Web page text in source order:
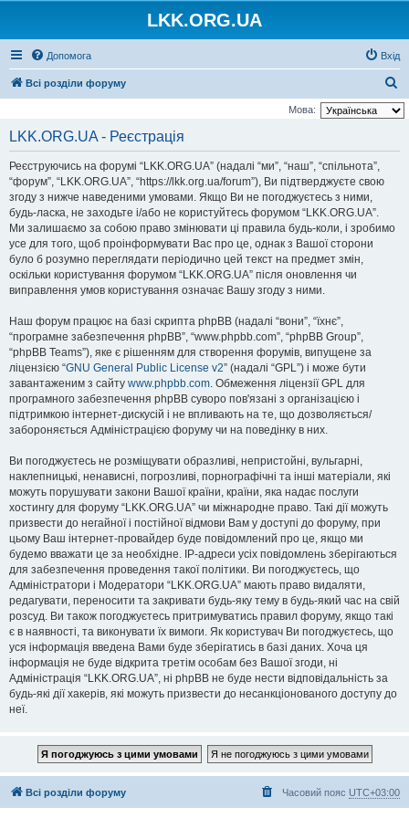
LKK.ORG.UA
Допомога Вхід
Всі розділи форуму
о
Мова:
LKK.ORG.UA - Реєстрація
Реєструючись на форумі “LKK.ORG.UA” (надалі “ми”, “наш”, “спільнота”,
“форум”, “LKK.ORG.UA”, “https://lkk.org.ua/forum”), Ви підтверджуєте свою
згоду з нижче наведеними умовами. Якщо Ви не погоджуєтесь з ними,
будь-ласка, не заходьте і/або не користуйтесь форумом “LKK.ORG.UA”.
Ми залишаємо за собою право змінювати ці правила будь-коли, і зробимо
усе для того, щоб проінформувати Вас про це, однак з Вашої сторони
було б розумно переглядати періодично цей текст на предмет змін,
оскільки користування форумом “LKK.ORG.UA” після оновлення чи
виправлення умов користування означає Вашу згоду з ними.
Наш форум працює на базі скрипта phpBB (надалі “вони”, “їхнє”,
“програмне забезпечення phpBB”, “www.phpbb.com”, “phpBB Group”,
“phpBB Teams”), яке є рішенням для створення форумів, випущене за
ліцензією “GNU General Public License v2” (надалі “GPL”) і може бути
завантаженим з сайту www.phpbb.com. Обмеження ліцензії GPL для
програмного забезпечення phpBB суворо пов'язані з організацією і
підтримкою інтернет-дискусій і не впливають на те, що дозволяється/
забороняється Адміністрацією форуму чи на поведінку в них.
Ви погоджуєтесь не розміщувати образливі, непристойні, вульгарні,
наклепницькі, ненависні, погрозливі, порнографічні та інші матеріали, які
можуть порушувати закони Вашої країни, країни, яка надає послуги
хостингу для форуму “LKK.ORG.UA” чи міжнародне право. Такі дії можуть
призвести до негайної і постійної відмови Вам у доступі до форуму, при
цьому Ваш інтернет-провайдер буде повідомлений про це, якщо ми
будемо вважати це за необхідне. IP-адреси усіх повідомлень зберігаються
для забезпечення проведення такої політики. Ви погоджуєтесь, що
Адміністратори і Модератори “LKK.ORG.UA” мають право видаляти,
редагувати, переносити та закривати будь-яку тему в будь-який час на свій
розсуд. Ви також погоджуєтесь притримуватись правил форуму, якщо такі
є в наявності, та виконувати їх вимоги. Як користувач Ви погоджуєтесь, що
уся інформація введена Вами буде зберігатись в базі даних. Хоча ця
інформація не буде відкрита третім особам без Вашої згоди, ні
Адміністрація “LKK.ORG.UA”, ні phpBB не буде нести відповідальність за
будь-які дії хакерів, які можуть призвести до несанкціонованого доступу до
неї.
Всі розділи форуму Часовий пояс UTC+03:00